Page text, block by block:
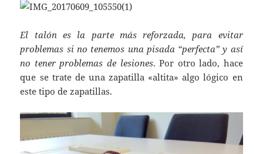
El talón es la parte más reforzada, para evitar
problemas si no tenemos una pisada “perfecta” y así
no tener problemas de lesiones. Por otro lado, hace
que se trate de una zapatilla «altita» algo lógico en
este tipo de zapatillas.